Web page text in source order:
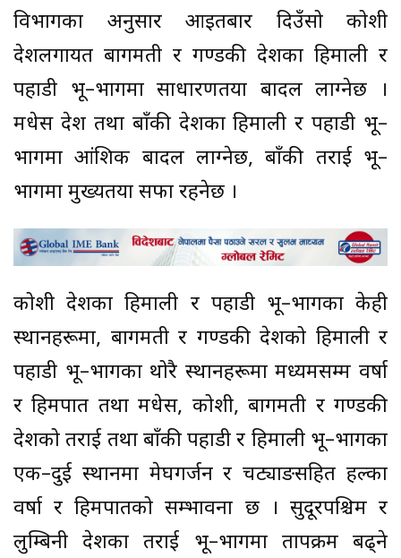
विभागका अनुसार आइतबार दिउँसो कोशी
प्रदेशलगायत बागमती र गण्डकी प्रदेशका हिमाली र
पहाडी भू–भागमा साधारणतया बादल लाग्नेछ ।
मधेस प्रदेश तथा बाँकी प्रदेशका हिमाली र पहाडी भू–
भागमा आंशिक बादल लाग्नेछ, बाँकी तराई भू–
भागमा मुख्यतया सफा रहनेछ ।
कोशी प्रदेशका हिमाली र पहाडी भू–भागका केही
स्थानहरूमा, बागमती र गण्डकी प्रदेशको हिमाली र
पहाडी भू–भागका थोरै स्थानहरूमा मध्यमसम्म वर्षा
र हिमपात तथा मधेस, कोशी, बागमती र गण्डकी
प्रदेशको तराई तथा बाँकी पहाडी र हिमाली भू–भागका
एक–दुई स्थानमा मेघगर्जन र चट्याङसहित हल्का
वर्षा र हिमपातको सम्भावना छ । सुदूरपश्चिम र
लुम्बिनी प्रदेशका तराई भू–भागमा तापक्रम बढ्ने